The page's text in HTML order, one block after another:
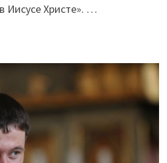
Иисусе Христе». …